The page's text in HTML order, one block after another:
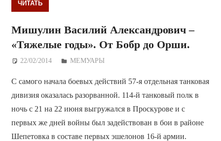
ЧИТАТЬ
Мишулин Василий Александрович –
«Тяжелые годы». От Бобр до Орши.
22/02/2014 Дежурный по Редакции
МЕМУАРЫ
С самого начала боевых действий 57-я отдельная танковая
дивизия оказалась разорванной. 114-й танковый полк в
ночь с 21 на 22 июня выгружался в Проскурове и с
первых же дней войны был задействован в бои в районе
Шепетовка в составе первых эшелонов 16-й армии.